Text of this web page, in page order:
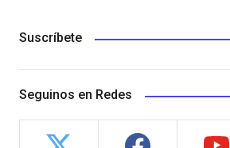
Suscríbete
Seguinos en Redes